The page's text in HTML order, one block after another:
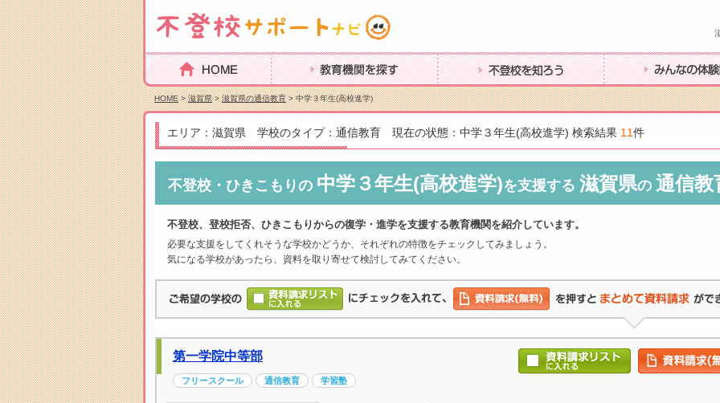
HOME 教育機関を探す 不登校を知ろう みんなの体験談
HOME>滋賀県>滋賀県の通信教育> 中学３年生(高校進学)
エリア：滋賀県 学校のタイプ：通信教育 現在の状態：中学３年生(高校進学) 検索結果 11件
不登校・ひきこもりの 中学３年生(高校進学)を支援する 滋賀県の 通信教
不登校、登校拒否、ひきこもりからの復学・進学を支援する教育機関を紹介しています。
必要な支援をしてくれそうな学校かどうか、それぞれの特徴をチェックしてみましょう。
気になる学校があったら、資料を取り寄せて検討してみてください。
第一学院中等部
フリースクール 通信教育 学習塾